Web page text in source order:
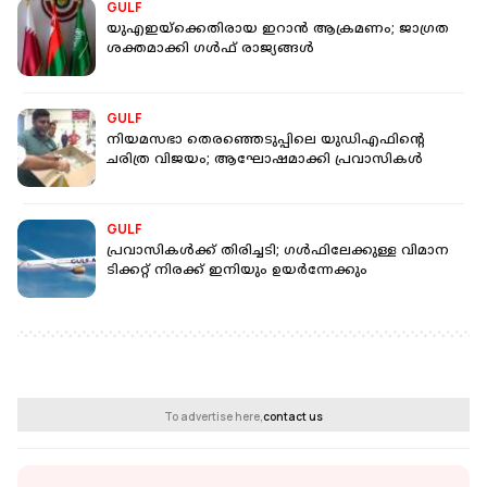
GULF
യുഎഇയ്ക്കെതിരായ ഇറാൻ ആക്രമണം; ജാ​ഗ്രത
ശക്തമാക്കി ​ഗൾഫ് രാജ്യങ്ങൾ‌
GULF
നിയമസഭാ തെരഞ്ഞെടുപ്പിലെ യുഡിഎഫിന്റെ
ചരിത്ര വിജയം; ആഘോഷമാക്കി പ്രവാസികൾ
GULF
പ്രവാസികൾക്ക് തിരിച്ചടി; ​ഗൾഫിലേക്കുള്ള വിമാന
ടിക്കറ്റ് നിരക്ക് ഇനിയും ഉയർന്നേക്കും
To advertise here,contact us